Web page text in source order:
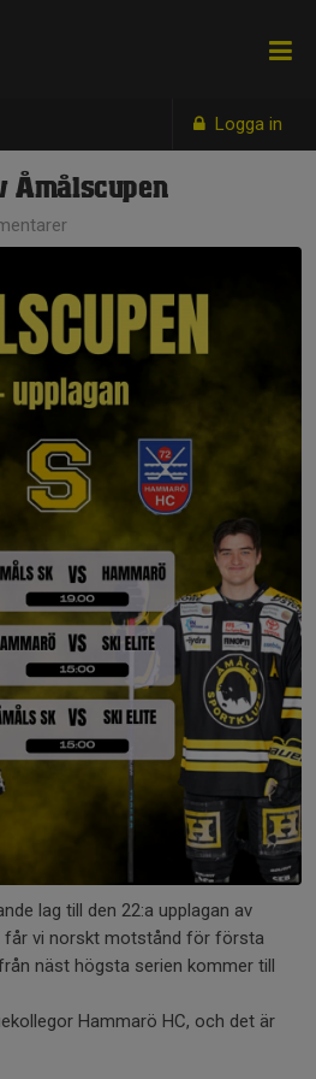
Logga in
Åmålscupen
lag till den 22:a upplagan av
får vi norskt motstånd för första
näst högsta serien kommer till
Hammarö HC, och det är